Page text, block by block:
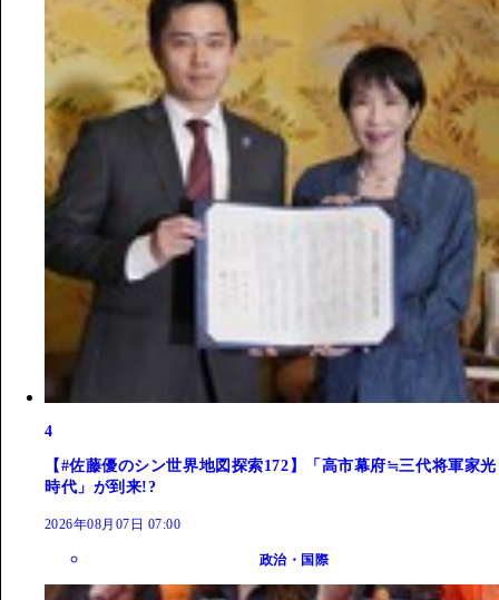
4
【#佐藤優のシン世界地図探索172】「高市幕府≒三代将軍家光
時代」が到来!?
2026年08月07日 07:00
政治・国際